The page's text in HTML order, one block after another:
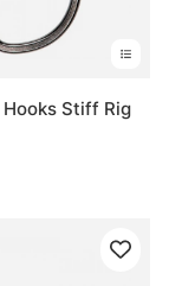
Hooks Stiff Rig